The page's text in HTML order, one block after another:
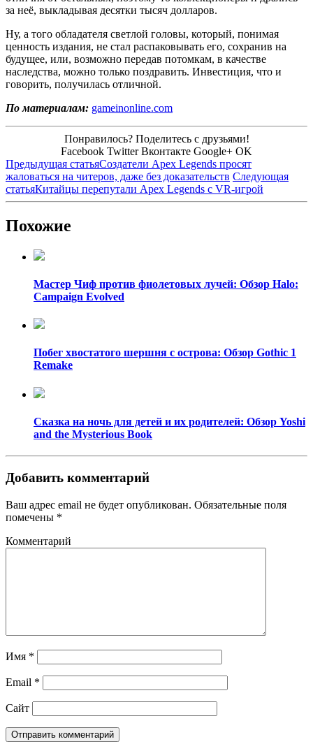
за неё, выкладывая десятки тысяч долларов.
Ну, а того обладателя светлой головы, который, понимая
ценность издания, не стал распаковывать его, сохранив на
будущее, или, возможно передав потомкам, в качестве
наследства, можно только поздравить. Инвестиция, что и
говорить, получилась отличной.
По материалам: gameinonline.com
Понравилось? Поделитесь с друзьями!
Facebook Twitter Вконтакте Google+ OK
Предыдущая статьяСоздатели Apex Legends просят
жаловаться на читеров, даже без доказательств Следующая
статьяКитайцы перепутали Apex Legends с VR-игрой
Похожие
Мастер Чиф против фиолетовых лучей: Обзор Halo:
Campaign Evolved
Побег хвостатого шершня с острова: Обзор Gothic 1
Remake
Сказка на ночь для детей и их родителей: Обзор Yoshi
and the Mysterious Book
Добавить комментарий
Ваш адрес email не будет опубликован. Обязательные поля
помечены *
Комментарий
Имя *
Email *
Сайт